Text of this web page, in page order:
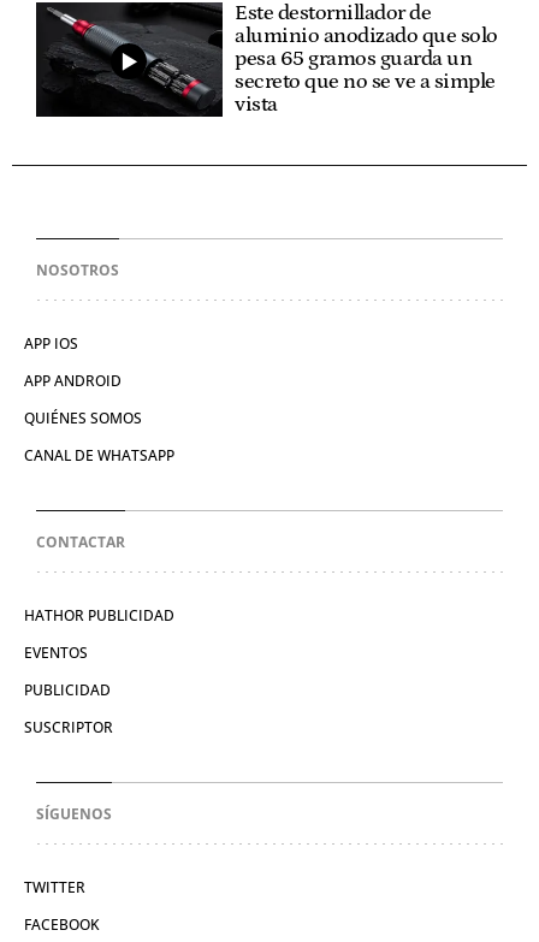
Este destornillador de
aluminio anodizado que solo
pesa 65 gramos guarda un
secreto que no se ve a simple
vista
NOSOTROS
APP IOS
APP ANDROID
QUIÉNES SOMOS
CANAL DE WHATSAPP
CONTACTAR
HATHOR PUBLICIDAD
EVENTOS
PUBLICIDAD
SUSCRIPTOR
SÍGUENOS
TWITTER
FACEBOOK